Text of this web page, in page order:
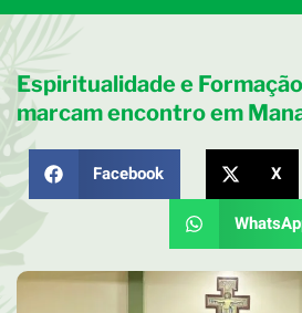
Espiritualidade e
marcam encontro em
Facebook X